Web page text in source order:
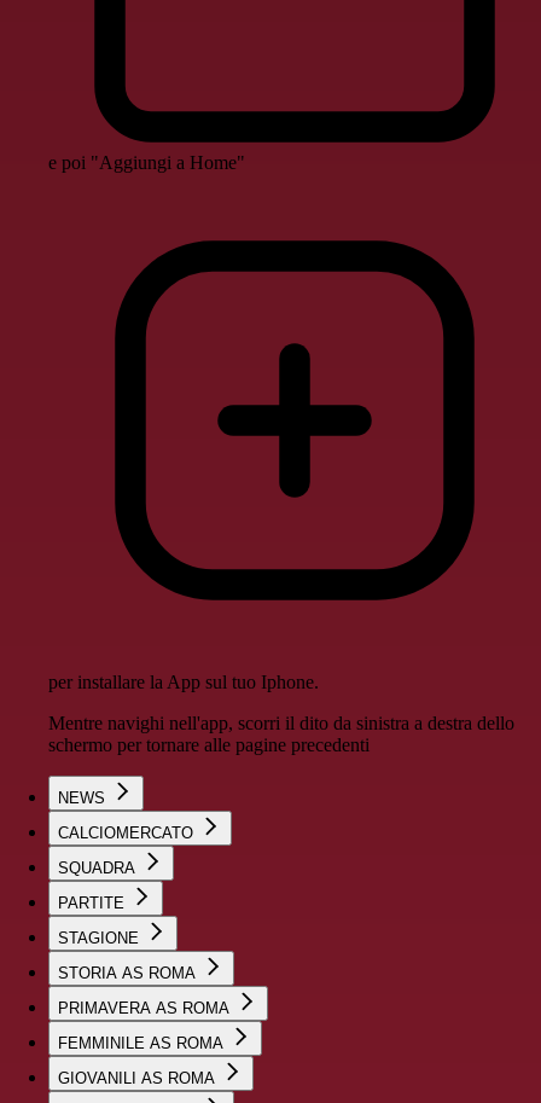
e poi "Aggiungi a Home"
per installare la App sul tuo Iphone.
Mentre navighi nell'app, scorri il dito da sinistra a destra dello
schermo per tornare alle pagine precedenti
NEWS
CALCIOMERCATO
SQUADRA
PARTITE
STAGIONE
STORIA AS ROMA
PRIMAVERA AS ROMA
FEMMINILE AS ROMA
GIOVANILI AS ROMA